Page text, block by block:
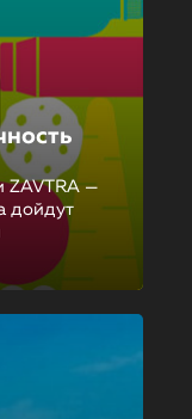
ZAVTRA —
дойдут